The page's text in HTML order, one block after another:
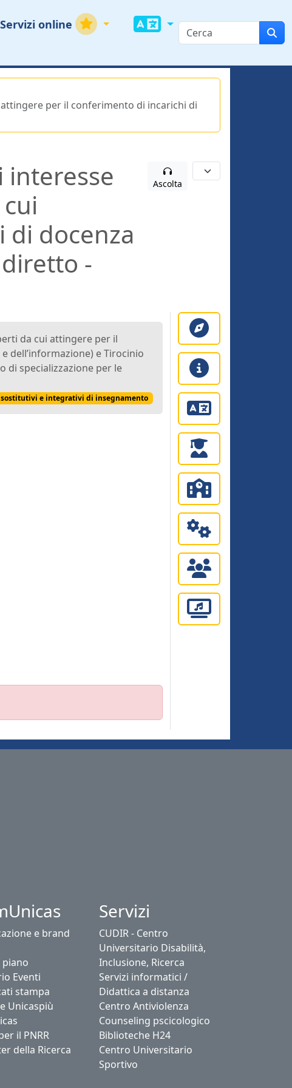
Servizi online
per il conferimento di incarichi di
interesse
docenza
-
Ascolta
da cui attingere per il
dell’informazione) e Tirocinio
di specializzazione per le
sostitutivi e integrativi di insegnamento
e brand
Eventi
stampa
Unicaspiù
il PNRR
della Ricerca
Servizi
CUDIR - Centro
Universitario Disabilità,
Inclusione, Ricerca
Servizi informatici /
Didattica a distanza
Centro Antiviolenza
Counseling pscicologico
Biblioteche H24
Centro Universitario
Sportivo